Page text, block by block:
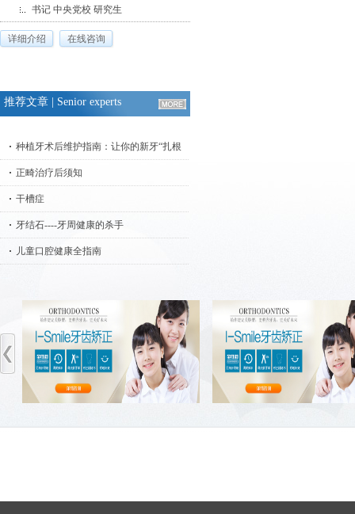
书记 中央党校 研究生
详细介绍 在线咨询
推荐文章 | Senior experts
种植牙术后维护指南：让你的新牙“扎根
正畸治疗后须知
干槽症
牙结石----牙周健康的杀手
儿童口腔健康全指南